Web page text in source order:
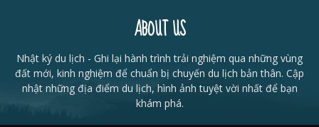
ABOUT US
Nhật ký du lịch - Ghi lại hành trình trải nghiệm qua những vùng
đất mới, kinh nghiệm để chuẩn bị chuyến du lịch bản thân. Cập
nhật những địa điểm du lịch, hình ảnh tuyệt vời nhất để bạn
khám phá.